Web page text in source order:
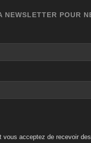
NEWSLETTER POUR
vous acceptez de recevoir